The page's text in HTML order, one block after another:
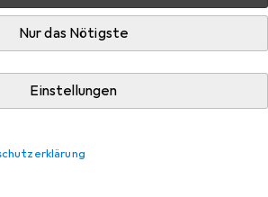
Nur das Nötigste
Einstellungen
Zubehör zum Produkt
DPB61L-EB Universal